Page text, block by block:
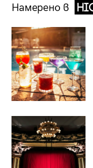
Намерено в